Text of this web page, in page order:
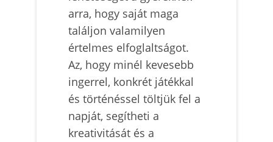
arra, hogy saját maga
találjon valamilyen
értelmes elfoglaltságot.
Az, hogy minél kevesebb
ingerrel, konkrét játékkal
és történéssel töltjük fel a
napját, segítheti a
kreativitását és a